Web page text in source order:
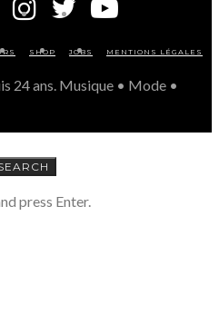
SHOP JOBS MENTIONS LÉGALES
24 ans. Musique • Mode •
press Enter.